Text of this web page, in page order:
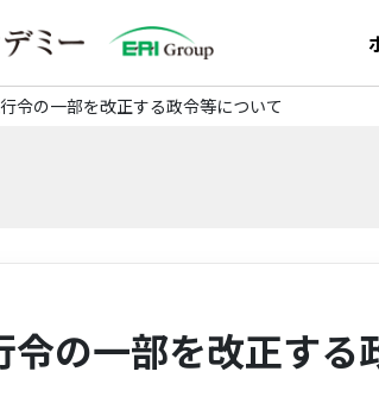
令の一部を改正する政令等について
の一部を改正する